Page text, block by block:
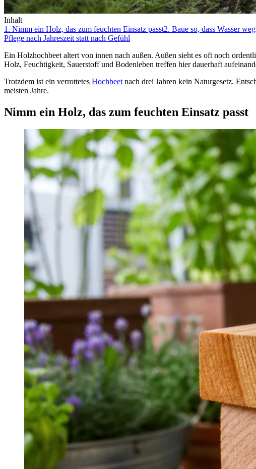
Inhalt
1. Nimm ein Holz, das zum feuchten Einsatz passt2. Baue so, dass Wasser
Pflege nach Jahreszeit statt nach Gefühl
Ein Holzhochbeet altert von innen nach außen. Außen sieht es oft noch
Holz, Feuchtigkeit, Sauerstoff und Bodenleben treffen hier dauerhaft
Trotzdem ist ein verrottetes Hochbeet nach drei Jahren kein Naturgesetz.
meisten Jahre.
Nimm ein Holz, das zum feuchten Einsatz passt